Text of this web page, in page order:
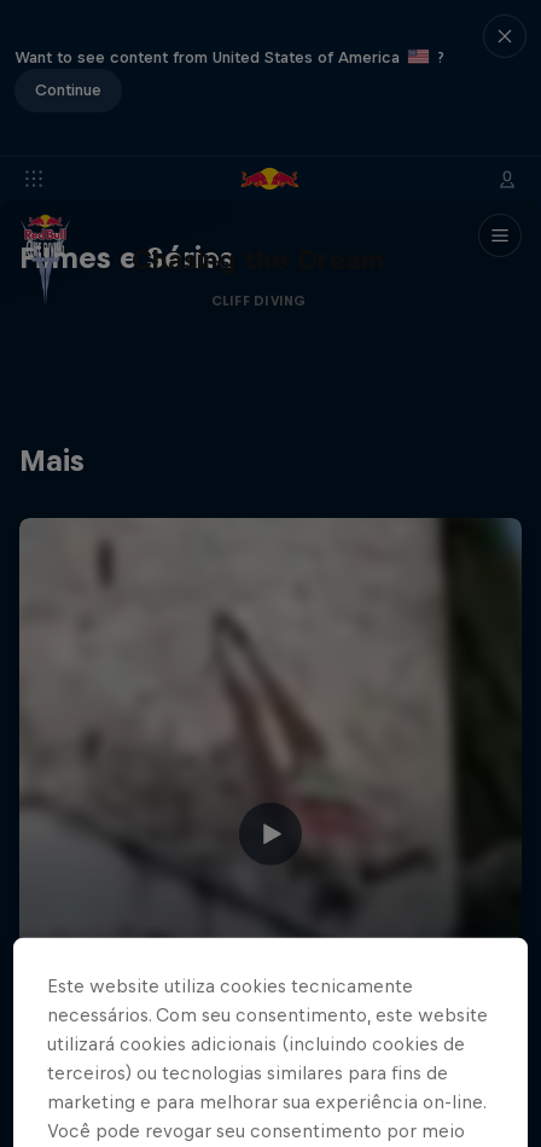
Want to see content from United States of America
?
Continue
Filmes e SériesChasing the Dream
CLIFF DIVING
Mais
Este website utiliza cookies tecnicamente
necessários. Com seu consentimento, este website
utilizará cookies adicionais (incluindo cookies de
terceiros) ou tecnologias similares para fins de
marketing e para melhorar sua experiência on-line.
Você pode revogar seu consentimento por meio